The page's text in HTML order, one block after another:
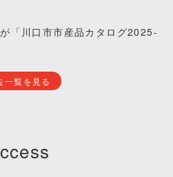
「川口市市産品カタログ2025-
一覧を見る